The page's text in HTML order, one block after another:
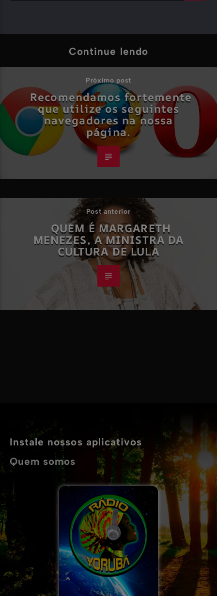
Continue lendo
Próximo post
Recomendamos fortemente
que utilize os seguintes
navegadores na nossa
página.
Post anterior
QUEM É MARGARETH
MENEZES, A MINISTRA DA
CULTURA DE LULA
Instale nossos aplicativos
Quem somos